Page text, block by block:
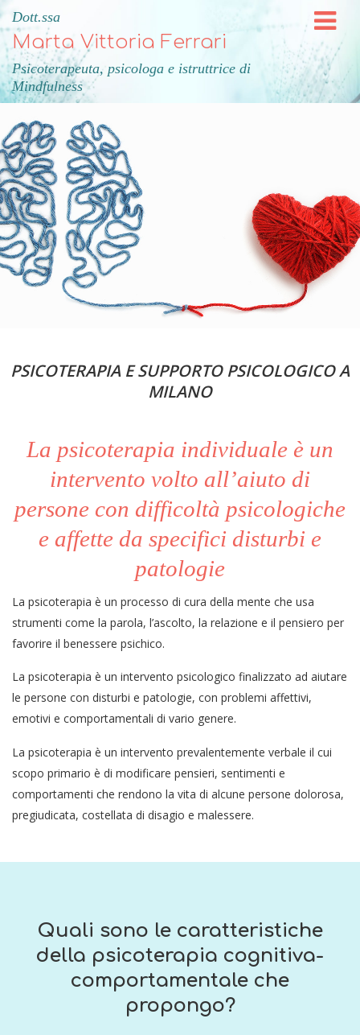
Dott.ssa
Marta Vittoria Ferrari
Psicoterapeuta, psicologa e istruttrice di
Mindfulness
PSICOTERAPIA E SUPPORTO PSICOLOGICO A
MILANO
La psicoterapia individuale è un
intervento volto all’aiuto di
persone con difficoltà psicologiche
e affette da specifici disturbi e
patologie
La psicoterapia è un processo di cura della mente che usa
strumenti come la parola, l’ascolto, la relazione e il pensiero per
favorire il benessere psichico.
La psicoterapia è un intervento psicologico finalizzato ad aiutare
le persone con disturbi e patologie, con problemi affettivi,
emotivi e comportamentali di vario genere.
La psicoterapia è un intervento prevalentemente verbale il cui
scopo primario è di modificare pensieri, sentimenti e
comportamenti che rendono la vita di alcune persone dolorosa,
pregiudicata, costellata di disagio e malessere.
Quali sono le caratteristiche
della psicoterapia cognitiva-
comportamentale che
propongo?